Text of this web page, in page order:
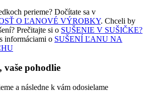
perieme? Dočítate sa v
O ĽANOVÉ VÝROBKY. Chceli by
Prečitajte si o SUŠENIE V SUŠIČKE?
informáciami o SUŠENÍ ĽANU NA
vaše pohodlie